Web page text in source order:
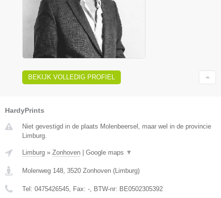
BEKIJK VOLLEDIG PROFIEL
HardyPrints
Niet gevestigd in de plaats Molenbeersel, maar wel in de provincie
Limburg.
Limburg » Zonhoven Google maps ▼
Molenweg 148 3520 Zonhoven ( Limburg)
Tel: 0475426545 , Fax: - , BTW-nr: BE0502305392